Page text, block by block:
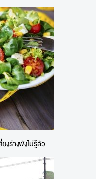
งร่างพังไม่รู้ตัว